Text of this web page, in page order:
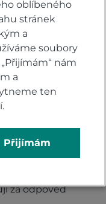
tento olej
motorovy-olej-
4.2.2026 11:02
za odpověď
oblíbeného
stránek
a
soubory
nám
a
ten
Přijímám